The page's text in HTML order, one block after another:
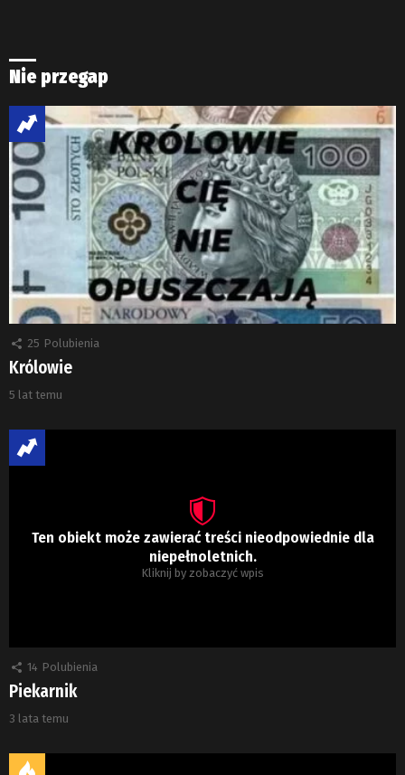
Nie przegap
25 Polubienia
Królowie
5 lat temu
Ten obiekt może zawierać treści nieodpowiednie dla
niepełnoletnich.
Kliknij by zobaczyć wpis
14 Polubienia
Piekarnik
3 lata temu